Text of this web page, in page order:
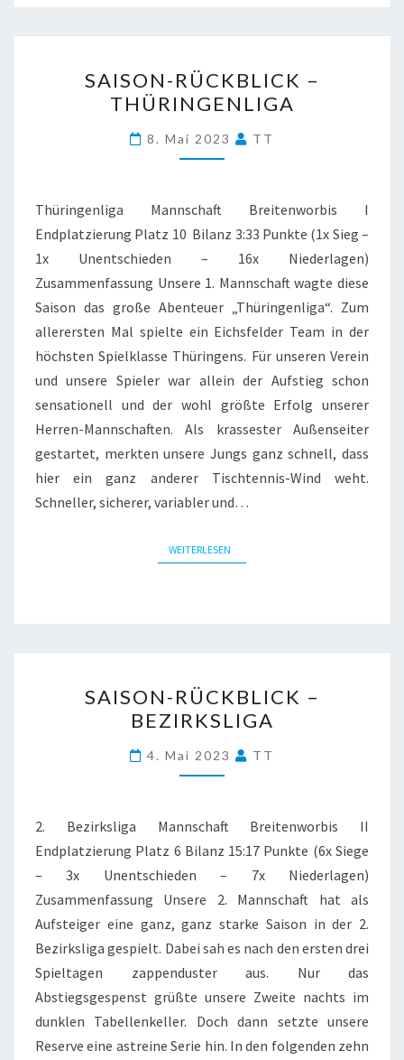
RÜCKBLICK
–
THÜRINGENLIGA
SAISON-RÜCKBLICK –
THÜRINGENLIGA
8. Mai 2023 TT
Thüringenliga Mannschaft Breitenworbis I
Endplatzierung Platz 10 Bilanz 3:33 Punkte (1x Sieg –
1x Unentschieden – 16x Niederlagen)
Zusammenfassung Unsere 1. Mannschaft wagte diese
Saison das große Abenteuer „Thüringenliga“. Zum
allerersten Mal spielte ein Eichsfelder Team in der
höchsten Spielklasse Thüringens. Für unseren Verein
und unsere Spieler war allein der Aufstieg schon
sensationell und der wohl größte Erfolg unserer
Herren-Mannschaften. Als krassester Außenseiter
gestartet, merkten unsere Jungs ganz schnell, dass
hier ein ganz anderer Tischtennis-Wind weht.
Schneller, sicherer, variabler und…
WEITERLESEN
RÜCKBLICK
–
BEZIRKSLIGA
SAISON-RÜCKBLICK –
BEZIRKSLIGA
4. Mai 2023 TT
2. Bezirksliga Mannschaft Breitenworbis II
Endplatzierung Platz 6 Bilanz 15:17 Punkte (6x Siege
– 3x Unentschieden – 7x Niederlagen)
Zusammenfassung Unsere 2. Mannschaft hat als
Aufsteiger eine ganz, ganz starke Saison in der 2.
Bezirksliga gespielt. Dabei sah es nach den ersten drei
Spieltagen zappenduster aus. Nur das
Abstiegsgespenst grüßte unsere Zweite nachts im
dunklen Tabellenkeller. Doch dann setzte unsere
Reserve eine astreine Serie hin. In den folgenden zehn